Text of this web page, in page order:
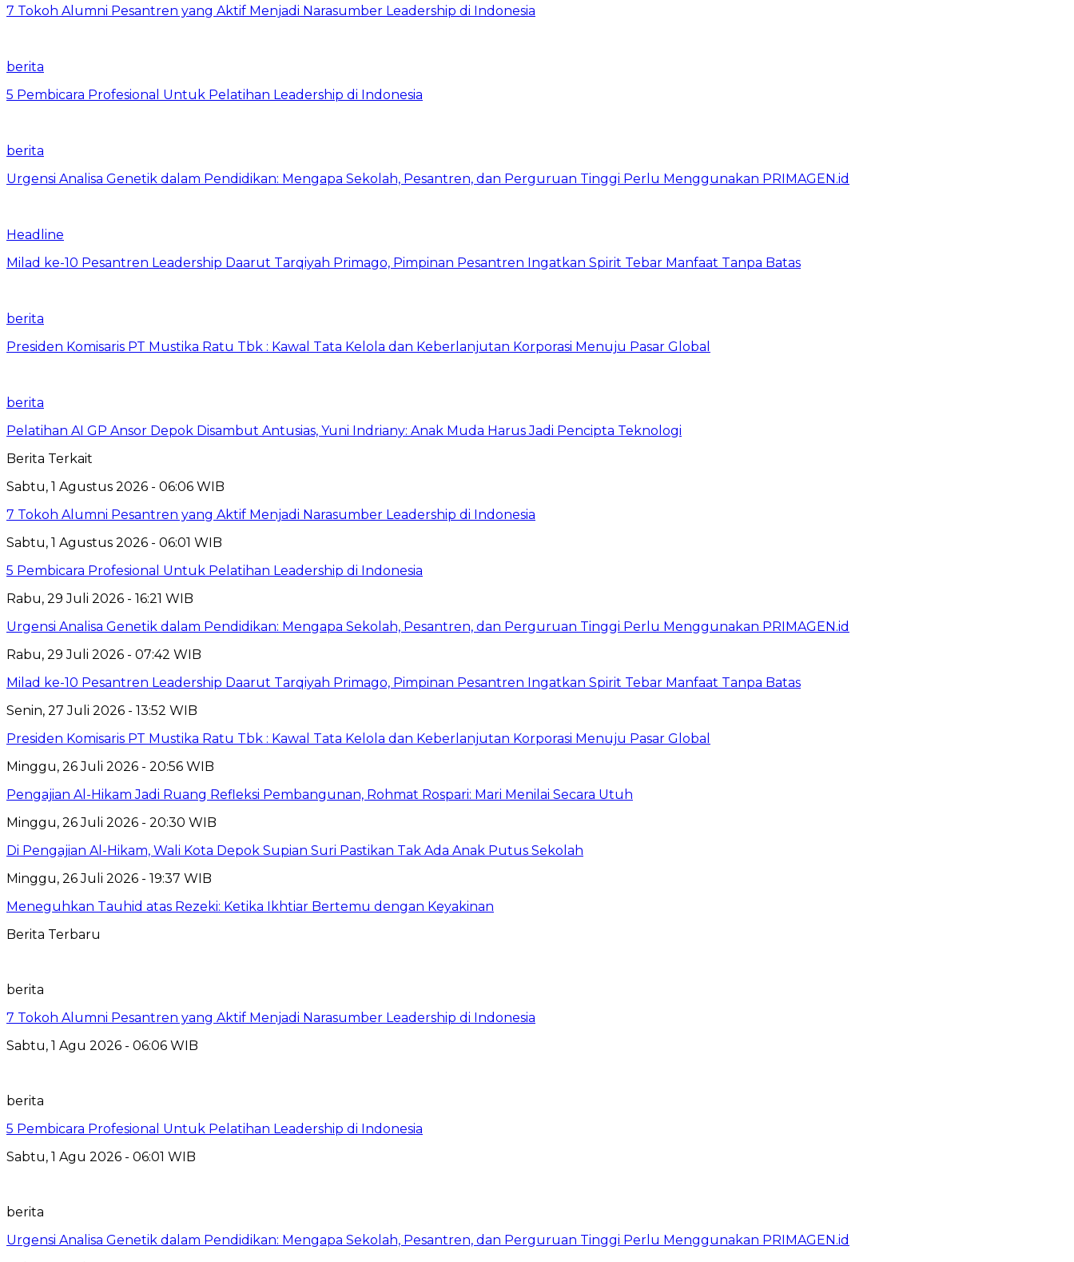
7 Tokoh Alumni Pesantren yang Aktif Menjadi Narasumber Leadership di Indonesia
berita
5 Pembicara Profesional Untuk Pelatihan Leadership di Indonesia
berita
Urgensi Analisa Genetik dalam Pendidikan: Mengapa Sekolah, Pesantren, dan Perguruan Tinggi Perlu Menggunakan PRIMAGEN.id
Headline
Milad ke-10 Pesantren Leadership Daarut Tarqiyah Primago, Pimpinan Pesantren Ingatkan Spirit Tebar Manfaat Tanpa Batas
berita
Presiden Komisaris PT Mustika Ratu Tbk : Kawal Tata Kelola dan Keberlanjutan Korporasi Menuju Pasar Global
berita
Pelatihan AI GP Ansor Depok Disambut Antusias, Yuni Indriany: Anak Muda Harus Jadi Pencipta Teknologi
Berita Terkait
Sabtu, 1 Agustus 2026 - 06:06 WIB
7 Tokoh Alumni Pesantren yang Aktif Menjadi Narasumber Leadership di Indonesia
Sabtu, 1 Agustus 2026 - 06:01 WIB
5 Pembicara Profesional Untuk Pelatihan Leadership di Indonesia
Rabu, 29 Juli 2026 - 16:21 WIB
Urgensi Analisa Genetik dalam Pendidikan: Mengapa Sekolah, Pesantren, dan Perguruan Tinggi Perlu Menggunakan PRIMAGEN.id
Rabu, 29 Juli 2026 - 07:42 WIB
Milad ke-10 Pesantren Leadership Daarut Tarqiyah Primago, Pimpinan Pesantren Ingatkan Spirit Tebar Manfaat Tanpa Batas
Senin, 27 Juli 2026 - 13:52 WIB
Presiden Komisaris PT Mustika Ratu Tbk : Kawal Tata Kelola dan Keberlanjutan Korporasi Menuju Pasar Global
Minggu, 26 Juli 2026 - 20:56 WIB
Pengajian Al-Hikam Jadi Ruang Refleksi Pembangunan, Rohmat Rospari: Mari Menilai Secara Utuh
Minggu, 26 Juli 2026 - 20:30 WIB
Di Pengajian Al-Hikam, Wali Kota Depok Supian Suri Pastikan Tak Ada Anak Putus Sekolah
Minggu, 26 Juli 2026 - 19:37 WIB
Meneguhkan Tauhid atas Rezeki: Ketika Ikhtiar Bertemu dengan Keyakinan
Berita Terbaru
berita
7 Tokoh Alumni Pesantren yang Aktif Menjadi Narasumber Leadership di Indonesia
Sabtu, 1 Agu 2026 - 06:06 WIB
berita
5 Pembicara Profesional Untuk Pelatihan Leadership di Indonesia
Sabtu, 1 Agu 2026 - 06:01 WIB
berita
Urgensi Analisa Genetik dalam Pendidikan: Mengapa Sekolah, Pesantren, dan Perguruan Tinggi Perlu Menggunakan PRIMAGEN.id